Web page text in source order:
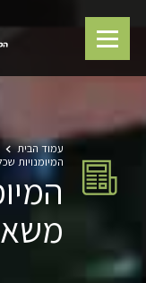
עמוד הבית
המיומנויות